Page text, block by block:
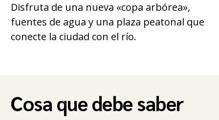
Disfruta de una nueva «copa arbórea»,
fuentes de agua y una plaza peatonal que
conecte la ciudad con el río.
Cosa que debe saber